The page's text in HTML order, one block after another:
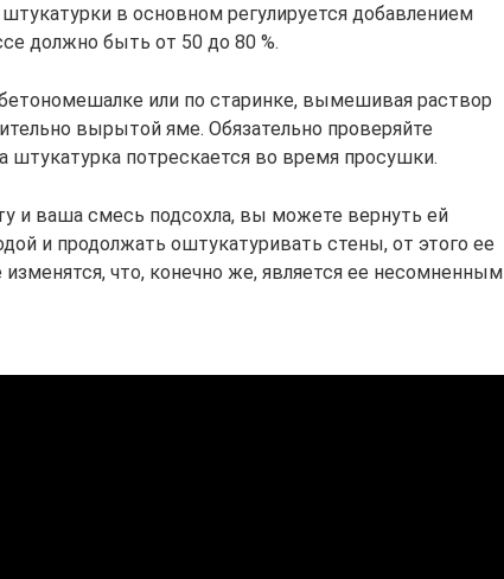
в основном регулируется добавлением
должно быть от 50 до 80 %.
или по старинке, вымешивая раствор
вырытой яме. Обязательно проверяйте
штукатурка потрескается во время просушки.
и ваша смесь подсохла, вы можете вернуть ей
и продолжать оштукатуривать стены, от этого ее
изменятся, что, конечно же, является ее несомненным